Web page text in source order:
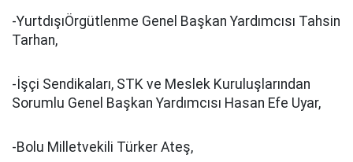
-YurtdışıÖrgütlenme Genel Başkan Yardımcısı Tahsin
Tarhan,
-İşçi Sendikaları, STK ve Meslek Kuruluşlarından
Sorumlu Genel Başkan Yardımcısı Hasan Efe Uyar,
-Bolu Milletvekili Türker Ateş,